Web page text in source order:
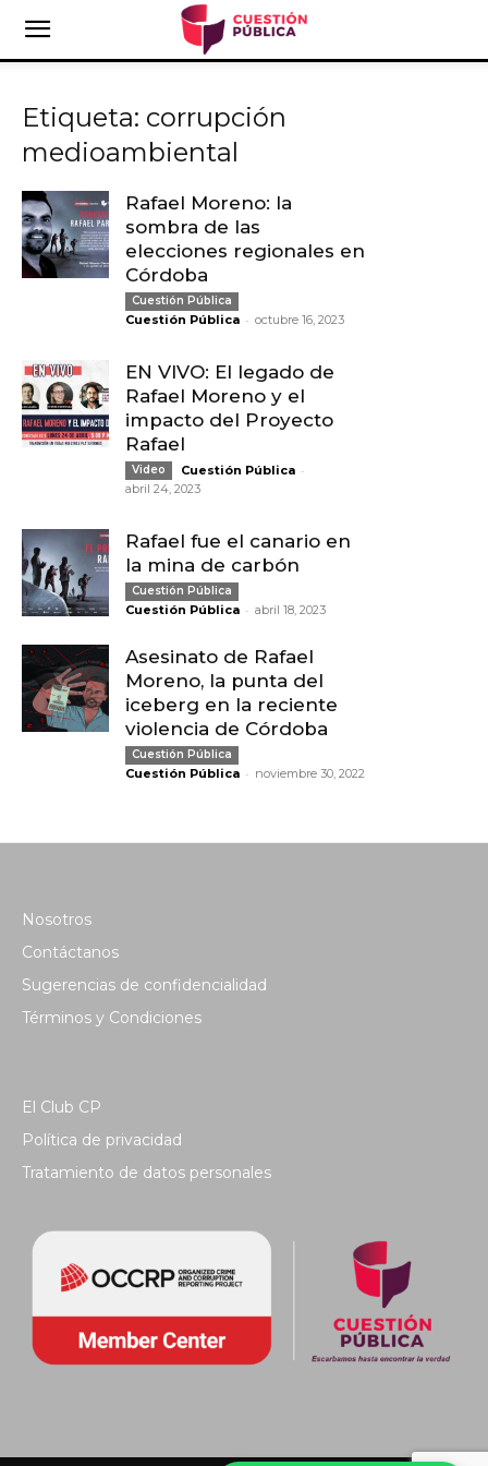
Etiqueta: corrupción
medioambiental
Rafael Moreno: la
sombra de las
elecciones regionales en
Córdoba
Cuestión Pública
Cuestión Pública - octubre 16, 2023
EN VIVO: El legado de
Rafael Moreno y el
impacto del Proyecto
Rafael
Video Cuestión Pública -
abril 24, 2023
Rafael fue el canario en
la mina de carbón
Cuestión Pública
Cuestión Pública - abril 18, 2023
Asesinato de Rafael
Moreno, la punta del
iceberg en la reciente
violencia de Córdoba
Cuestión Pública
Cuestión Pública - noviembre 30, 2022
Nosotros
Contáctanos
Sugerencias de confidencialidad
Términos y Condiciones
El Club CP
Política de privacidad
Tratamiento de datos personales